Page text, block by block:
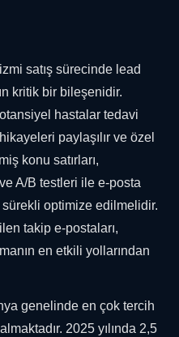
satış sürecinde lead
kritik bir bileşenidir.
hastalar tedavi
paylaşılır ve özel
konu satırları,
A/B testleri ile e-posta
sürekli optimize edilmelidir.
takip e-postaları,
en etkili yollarından
genelinde en çok tercih
2025 yılında 2,5